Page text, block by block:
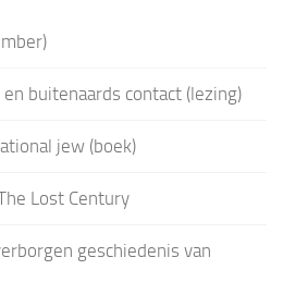
en buitenaards contact (lezing)
jew (boek)
Lost Century
geschiedenis van